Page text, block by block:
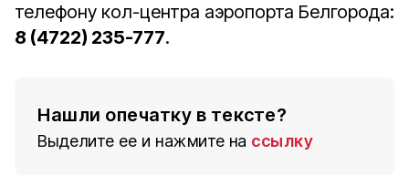
телефону кол-центра аэропорта Белгорода:
8 (4722) 235-777.
Нашли опечатку в тексте?
Выделите ее и нажмите на ссылку